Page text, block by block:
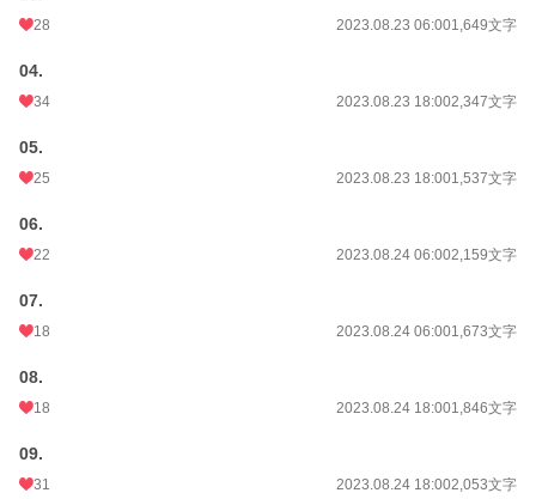
28 2023.08.23 06:001,649文字
04.
34 2023.08.23 18:002,347文字
05.
25 2023.08.23 18:001,537文字
06.
22 2023.08.24 06:002,159文字
07.
18 2023.08.24 06:001,673文字
08.
18 2023.08.24 18:001,846文字
09.
31 2023.08.24 18:002,053文字